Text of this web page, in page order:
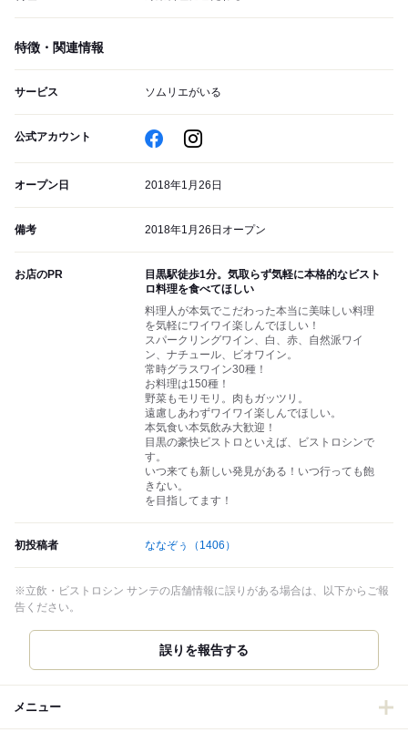
特徴・関連情報
サービス ソムリエがいる
公式アカウント
オープン日 2018年1月26日
備考 2018年1月26日オープン
お店のPR
目黒駅徒歩1分。気取らず気軽に本格的なビスト
ロ料理を食べてほしい
料理人が本気でこだわった本当に美味しい料理
を気軽にワイワイ楽しんでほしい！
スパークリングワイン、白、赤、自然派ワイ
ン、ナチュール、ビオワイン。
常時グラスワイン30種！
お料理は150種！
野菜もモリモリ。肉もガッツリ。
遠慮しあわずワイワイ楽しんでほしい。
本気食い本気飲み大歓迎！
目黒の豪快ビストロといえば、ビストロシンで
す。
いつ来ても新しい発見がある！いつ行っても飽
きない。
を目指してます！
初投稿者 ななぞぅ （1406）
※立飲・ビストロシン サンテの店舗情報に誤りがある場合は、以下からご報
告ください。
誤りを報告する
メニュー